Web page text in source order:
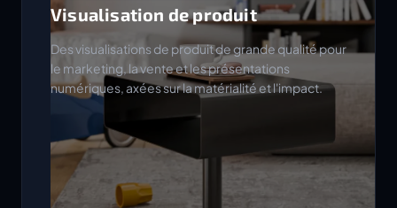
Visualisation de produit
Des visualisations de produit de grande qualité pour
le marketing, la vente et les présentations
numériques, axées sur la matérialité et l'impact.